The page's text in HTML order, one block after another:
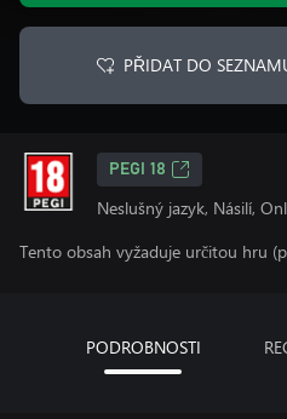
PŘIDAT DO
PEGI 18
Neslušný jazyk, Násilí,
Tento obsah vyžaduje určitou hru
PODROBNOSTI